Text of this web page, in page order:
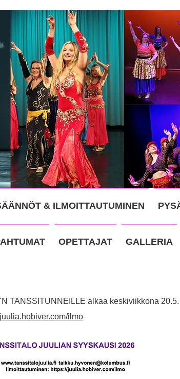
& ILMOITTAUTUMINEN
OPETTAJAT GALLERIA
TANSSITUNNEILLE alkaa keskiviikkona
ilmo